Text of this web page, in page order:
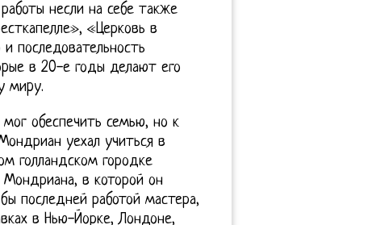
несли на себе также
«Церковь в
последовательность
в 20-е годы делают его
миpу.
обеспечить семью, но к
уехал учиться в
голландском городке
в которой он
последней работой мастера,
в Нью-Йорке, Лондоне,